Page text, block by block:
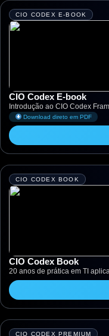
CIO CODEX E-BOOK
CIO Codex E-book
Introdução ao CIO Codex
Download direto em PDF
CIO CODEX BOOK
CIO Codex Book
20 anos de prática em TI
CIO CODEX PREMIUM